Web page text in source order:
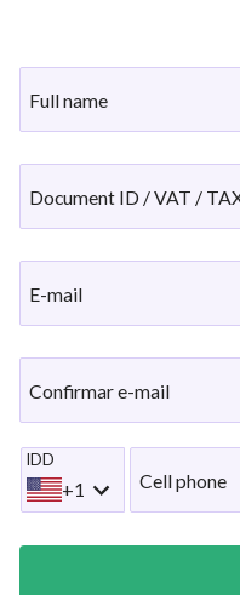
Full name
Document ID / VAT /
E-mail
Confirmar e-mail
IDD
+1 Cell phone